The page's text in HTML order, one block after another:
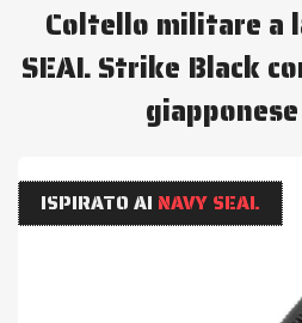
Coltello militare a
SEAL Strike Black
ISPIRATO AI NAVY SEAL